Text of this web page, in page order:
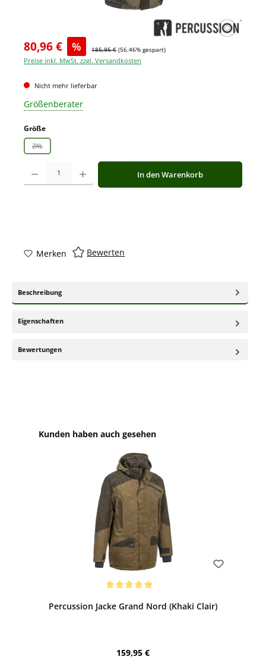
80,96 € % 185,95 € (56.46% gespart)
Preise inkl. MwSt. zzgl. Versandkosten
Nicht mehr lieferbar
Größenberater
Größeauswählen
2XL
(Diese Option ist zurzeit nicht verfügbar.)
Produkt Anzahl: Gib den gewünschten Wert ein oder benutze die
In den Warenkorb
Merken Bewerten
Beschreibung
Eigenschaften
Bewertungen
Produktgalerie überspringen
Kunden haben auch gesehen
Percussion Jacke Grand Nord (Khaki Clair)
Regulärer Preis:
159,95 €